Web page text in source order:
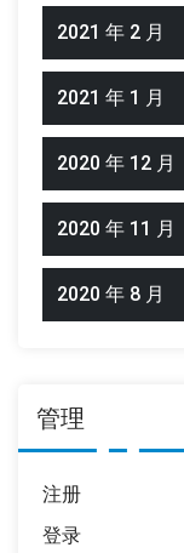
2021 年 2 月
2021 年 1 月
2020 年 12 月
2020 年 11 月
2020 年 8 月
管理
注册
登录